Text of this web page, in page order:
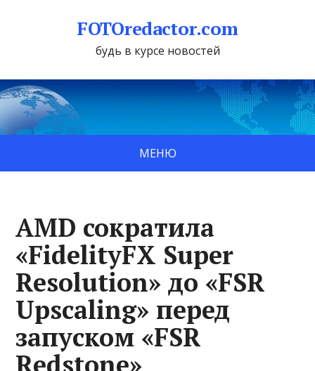
FOTOredactor.com
будь в курсе новостей
МЕНЮ
AMD сократила
«FidelityFX Super
Resolution» до «FSR
Upscaling» перед
запуском «FSR
Redstone»